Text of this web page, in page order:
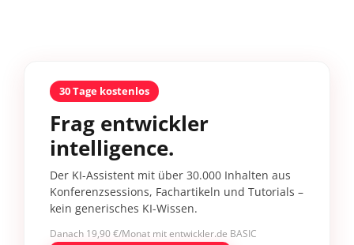
30 Tage kostenlos
Frag entwickler
intelligence.
Der KI-Assistent mit über 30.000 Inhalten aus
Konferenzsessions, Fachartikeln und Tutorials –
kein generisches KI-Wissen.
Danach 19,90 €/Monat mit entwickler.de BASIC